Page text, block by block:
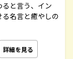
と言う、イン
名言と癒やしの
詳細を見る